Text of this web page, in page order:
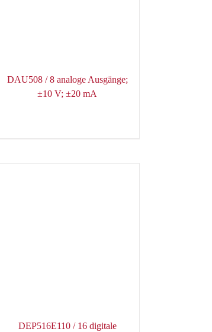
DAU508 / 8 analoge Ausgänge;
±10 V; ±20 mA
DEP516E110 / 16 digitale